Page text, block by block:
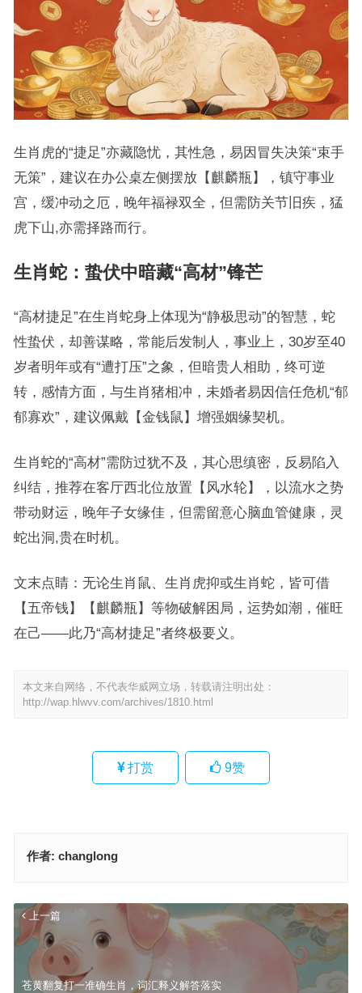
生肖虎的“捷足”亦藏隐忧，其性急，易因冒失决策“束手
无策”，建议在办公桌左侧摆放【麒麟瓶】，镇守事业
宫，缓冲动之厄，晚年福禄双全，但需防关节旧疾，猛
虎下山,亦需择路而行。
生肖蛇：蛰伏中暗藏“高材”锋芒
“高材捷足”在生肖蛇身上体现为“静极思动”的智慧，蛇
性蛰伏，却善谋略，常能后发制人，事业上，30岁至40
岁者明年或有“遭打压”之象，但暗贵人相助，终可逆
转，感情方面，与生肖猪相冲，未婚者易因信任危机“郁
郁寡欢”，建议佩戴【金钱鼠】增强姻缘契机。
生肖蛇的“高材”需防过犹不及，其心思缜密，反易陷入
纠结，推荐在客厅西北位放置【风水轮】，以流水之势
带动财运，晚年子女缘佳，但需留意心脑血管健康，灵
蛇出洞,贵在时机。
文末点睛：无论生肖鼠、生肖虎抑或生肖蛇，皆可借
【五帝钱】【麒麟瓶】等物破解困局，运势如潮，催旺
在己——此乃“高材捷足”者终极要义。
本文来自网络，不代表华威网立场，转载请注明出处：
http://wap.hlwvv.com/archives/1810.html
打赏 9赞
作者: changlong
上一篇
苍黄翻复打一准确生肖，词汇释义解答落实